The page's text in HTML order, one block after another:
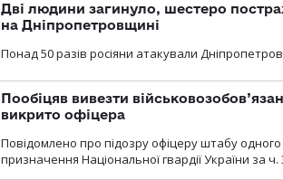
Дві людини загинуло, шестеро
на Дніпропетровщині
Понад 50 разів росіяни атакували
Пообіцяв вивезти
викрито офіцера
Повідомлено про підозру офіцеру штабу
призначення Національної гвардії України за ч.